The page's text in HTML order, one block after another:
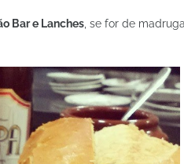
Bar e Lanches , se for de